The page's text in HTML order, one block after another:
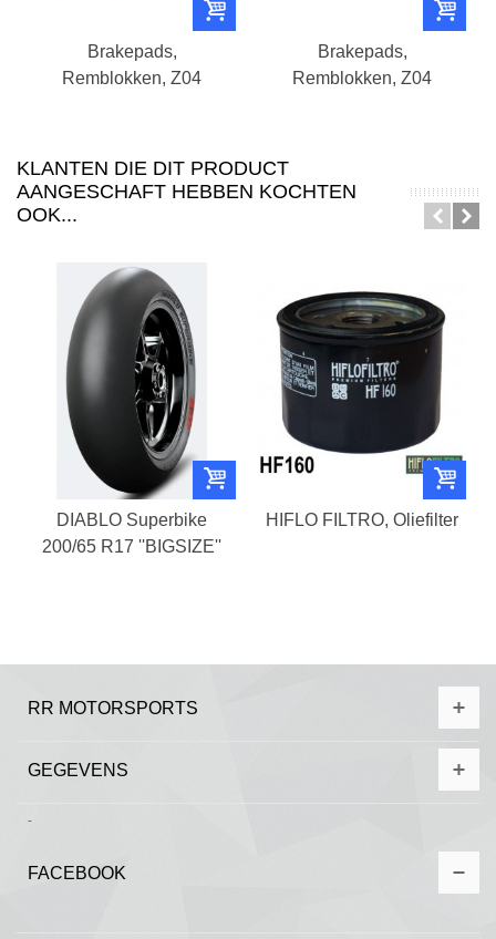
Brakepads,
Remblokken, Z04
Brakepads,
Remblokken, Z04
KLANTEN DIE DIT PRODUCT
AANGESCHAFT HEBBEN KOCHTEN
OOK...
DIABLO Superbike
200/65 R17 ''BIGSIZE''
HIFLO FILTRO, Oliefilter
RR MOTORSPORTS
GEGEVENS
-
FACEBOOK